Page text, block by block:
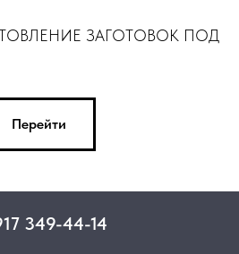
ЗАГОТОВОК ПОД
Перейти
349-44-14